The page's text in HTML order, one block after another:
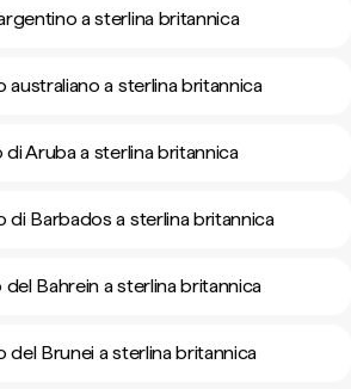
a sterlina britannica
australiano a sterlina britannica
di Aruba a sterlina britannica
di Barbados a sterlina britannica
del Bahrein a sterlina britannica
del Brunei a sterlina britannica